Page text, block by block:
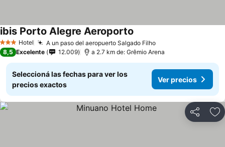
3 Estrellas
Hotel A un paso del aeropuerto Salgado Filho
ibis Porto Alegre Aeroporto
8,5 Excelente 12.009 a 2.7 km de: Grêmio Arena
Seleccioná las fechas para ver los
precios exactos
Ver precios
Compartir